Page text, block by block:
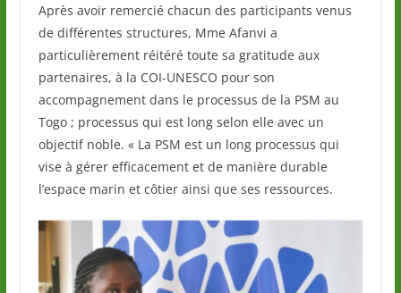
Après avoir remercié chacun des participants venus
de différentes structures, Mme Afanvi a
particulièrement réitéré toute sa gratitude aux
partenaires, à la COI-UNESCO pour son
accompagnement dans le processus de la PSM au
Togo ; processus qui est long selon elle avec un
objectif noble. « La PSM est un long processus qui
vise à gérer efficacement et de manière durable
l’espace marin et côtier ainsi que ses ressources.